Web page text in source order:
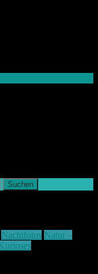
Nachtfotos Natur –